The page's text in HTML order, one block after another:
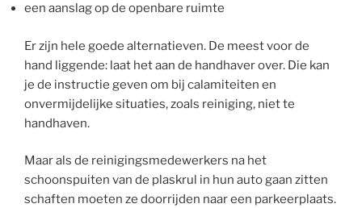
een aanslag op de openbare ruimte
Er zijn hele goede alternatieven. De meest voor de
hand liggende: laat het aan de handhaver over. Die kan
je de instructie geven om bij calamiteiten en
onvermijdelijke situaties, zoals reiniging, niet te
handhaven.
Maar als de reinigingsmedewerkers na het
schoonspuiten van de plaskrul in hun auto gaan zitten
schaften moeten ze doorrijden naar een parkeerplaats.